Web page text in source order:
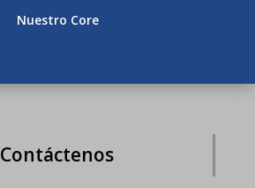
Nuestro Core
Contáctenos